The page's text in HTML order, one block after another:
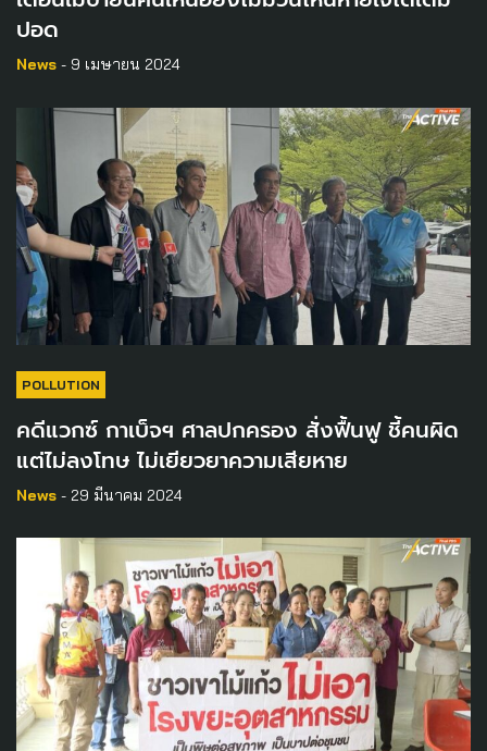
ปอด
News - 9 เมษายน 2024
POLLUTION
คดีแวกซ์ กาเบ็จฯ ศาลปกครอง สั่งฟื้นฟู ชี้คนผิด
แต่ไม่ลงโทษ ไม่เยียวยาความเสียหาย
News - 29 มีนาคม 2024